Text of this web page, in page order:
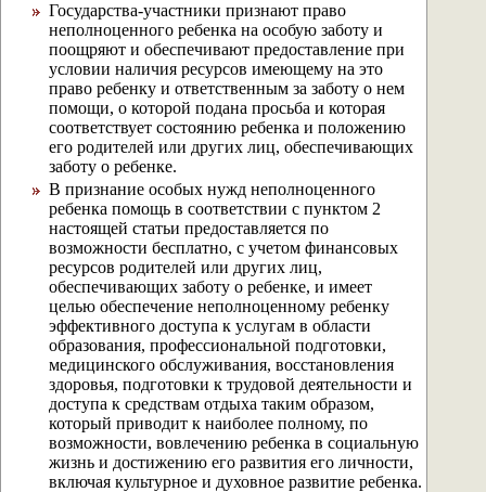
Государства-участники признают право
неполноценного ребенка на особую заботу и
поощряют и обеспечивают предоставление при
условии наличия ресурсов имеющему на это
право ребенку и ответственным за заботу о нем
помощи, о которой подана просьба и которая
соответствует состоянию ребенка и положению
его родителей или других лиц, обеспечивающих
заботу о ребенке.
В признание особых нужд неполноценного
ребенка помощь в соответствии с пунктом 2
настоящей статьи предоставляется по
возможности бесплатно, с учетом финансовых
ресурсов родителей или других лиц,
обеспечивающих заботу о ребенке, и имеет
целью обеспечение неполноценному ребенку
эффективного доступа к услугам в области
образования, профессиональной подготовки,
медицинского обслуживания, восстановления
здоровья, подготовки к трудовой деятельности и
доступа к средствам отдыха таким образом,
который приводит к наиболее полному, по
возможности, вовлечению ребенка в социальную
жизнь и достижению его развития его личности,
включая культурное и духовное развитие ребенка.